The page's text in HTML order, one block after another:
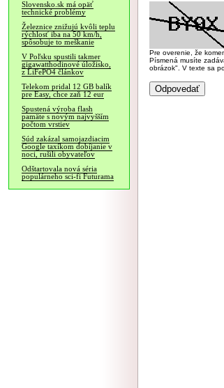
Slovensko.sk má opäť
technické problémy
Železnice znižujú kvôli teplu
rýchlosť iba na 50 km/h,
spôsobuje to meškanie
V Poľsku spustili takmer
gigawatthodinové úložisko,
z LiFePO4 článkov
Telekom pridal 12 GB balík
pre Easy, chce zaň 12 eur
Spustená výroba flash
pamäte s novým najvyšším
počtom vrstiev
Súd zakázal samojazdiacim
Google taxíkom dobíjanie v
noci, rušili obyvateľov
Odštartovala nová séria
populárneho sci-fi Futurama
Pre overenie, že
Písmená musíte
obrázok". V texte sa